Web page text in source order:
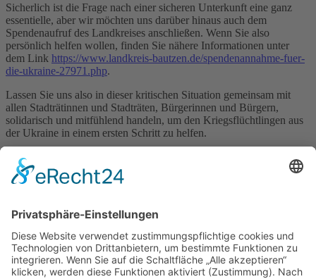
Sicherlich ist die Frage nach einer sicheren Unterkunft eine ganz
essentielle, aber wir möchten uns darüber hinaus auch dem
Spendenaufruf des Landkreises anschließen. Wenn Sie also
persönlich helfen wollen, finden Sie nähere Informationen unter
dem Link https://www.landkreis-bautzen.de/spendenannahme-fuer-
die-ukraine-27971.php.
Lassen Sie uns also in dieser kritischen Situation gemeinsam mit
allen Stadträtinnen und Stadträten, Bürgerinnen und Bürgern,
solidarisch und mitfühlend handeln, um den Kriegsflüchtlingen aus
der Ukraine in einem ersten Schritt zu helfen.
Roland Dantz Wulf-Dieter
Oberbürgermeister Geschäftsführer
der Lessingstadt Kamenz des Städtischen
Wohnungsgesellschaft m.b.H. Kamenz